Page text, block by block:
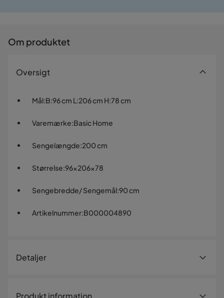
Om produktet
Oversigt
Mål:B:96 cm L:206 cm H:78 cm
Varemærke:Basic Home
Sengelængde:200 cm
Størrelse:96x206x78
Sengebredde/ Sengemål:90 cm
Artikelnummer:B000004890
Detaljer